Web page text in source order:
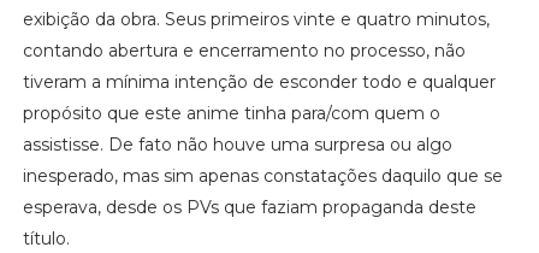
exibição da obra. Seus primeiros vinte e quatro minutos,
contando abertura e encerramento no processo, não
tiveram a mínima intenção de esconder todo e qualquer
propósito que este anime tinha para/com quem o
assistisse. De fato não houve uma surpresa ou algo
inesperado, mas sim apenas constatações daquilo que se
esperava, desde os PVs que faziam propaganda deste
título.